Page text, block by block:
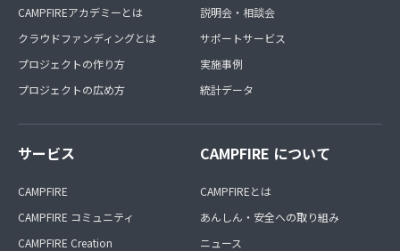
CAMPFIREアカデミーとは
クラウドファンディングとは
プロジェクトの作り方
プロジェクトの広め方
説明会・相談会
サポートサービス
実施事例
統計データ
サービス
CAMPFIRE
CAMPFIRE コミュニティ
CAMPFIRE Creation
CAMPFIRE について
CAMPFIREとは
あんしん・安全への取り組み
ニュース